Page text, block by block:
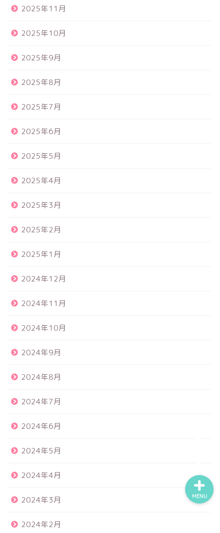
2025年11月
2025年10月
2025年9月
2025年8月
2025年7月
2025年6月
2025年5月
2025年4月
2025年3月
2025年2月
2025年1月
2024年12月
2024年11月
2024年10月
2024年9月
2024年8月
2024年7月
2024年6月
2024年5月
2024年4月
2024年3月
2024年2月
MENU